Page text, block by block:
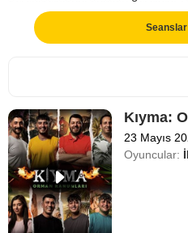
Kıyma:
23 Mayıs
Oyuncular: